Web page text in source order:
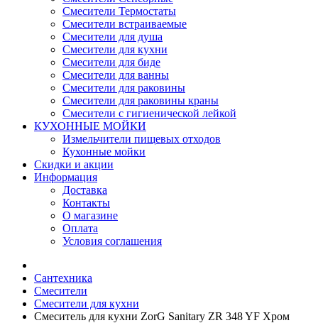
Смесители Термостаты
Смесители встраиваемые
Смесители для душа
Смесители для кухни
Смесители для биде
Смесители для ванны
Смесители для раковины
Смесители для раковины краны
Смесители с гигиенической лейкой
КУХОННЫЕ МОЙКИ
Измельчители пищевых отходов
Кухонные мойки
Скидки и акции
Информация
Доставка
Контакты
О магазине
Оплата
Условия соглашения
Сантехника
Смесители
Смесители для кухни
Смеситель для кухни ZorG Sanitary ZR 348 YF Хром